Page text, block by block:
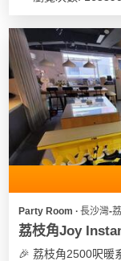
Party Room ∙ 長沙灣-
荔枝角Joy
🎉 荔枝角2500呎暖